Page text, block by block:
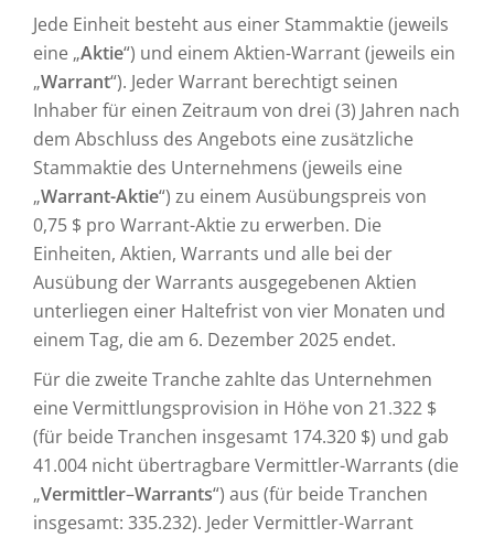
Jede Einheit besteht aus einer Stammaktie (jeweils
eine „Aktie“) und einem Aktien-Warrant (jeweils ein
„Warrant“). Jeder Warrant berechtigt seinen
Inhaber für einen Zeitraum von drei (3) Jahren nach
dem Abschluss des Angebots eine zusätzliche
Stammaktie des Unternehmens (jeweils eine
„Warrant-Aktie“) zu einem Ausübungspreis von
0,75 $ pro Warrant-Aktie zu erwerben. Die
Einheiten, Aktien, Warrants und alle bei der
Ausübung der Warrants ausgegebenen Aktien
unterliegen einer Haltefrist von vier Monaten und
einem Tag, die am 6. Dezember 2025 endet.
Für die zweite Tranche zahlte das Unternehmen
eine Vermittlungsprovision in Höhe von 21.322 $
(für beide Tranchen insgesamt 174.320 $) und gab
41.004 nicht übertragbare Vermittler-Warrants (die
„Vermittler–Warrants“) aus (für beide Tranchen
insgesamt: 335.232). Jeder Vermittler-Warrant